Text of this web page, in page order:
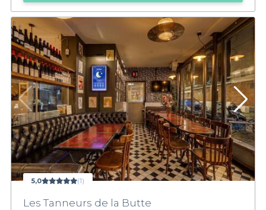
5,0 (1)
Les Tanneurs de la Butte